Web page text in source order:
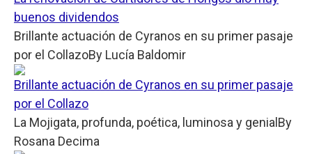
buenos dividendos
Brillante actuación de Cyranos en su primer pasaje
por el CollazoBy Lucía Baldomir
Brillante actuación de Cyranos en su primer pasaje
por el Collazo
La Mojigata, profunda, poética, luminosa y genial By
Rosana Decima